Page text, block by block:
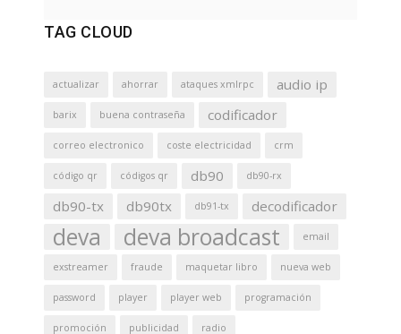
TAG CLOUD
actualizar ahorrar ataques xmlrpc audio ip
barix buena contraseña codificador
correo electronico coste electricidad crm
código qr códigos qr db90 db90-rx
db90-tx db90tx db91-tx decodificador
deva deva broadcast email
exstreamer fraude maquetar libro nueva web
password player player web programación
promoción publicidad radio